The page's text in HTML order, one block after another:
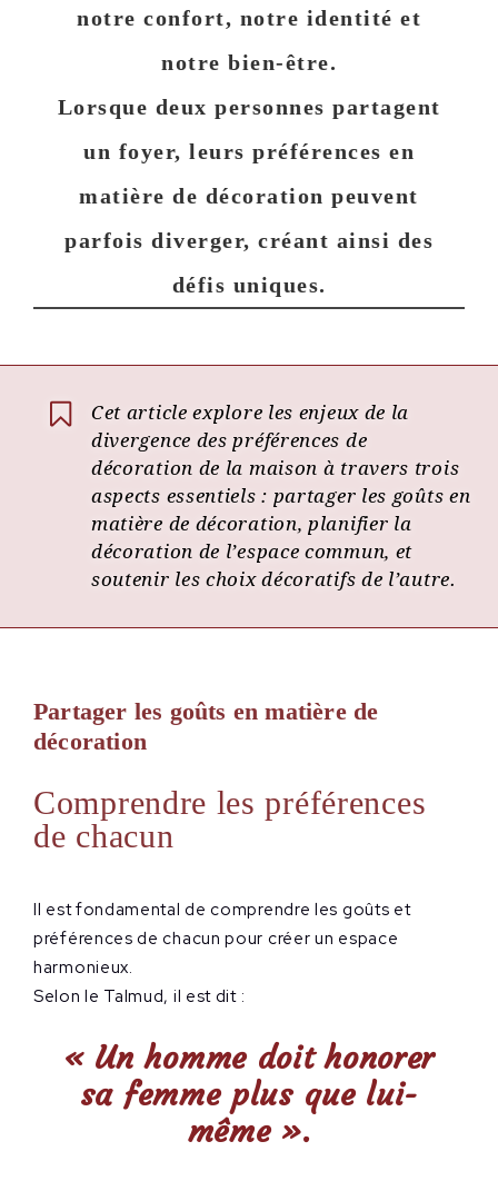
notre confort, notre identité et
notre bien-être.
Lorsque deux personnes partagent
un foyer, leurs préférences en
matière de décoration peuvent
parfois diverger, créant ainsi des
défis uniques.
Cet article explore les enjeux de la
divergence des préférences de
décoration de la maison à travers trois
aspects essentiels : partager les goûts en
matière de décoration, planifier la
décoration de l’espace commun, et
soutenir les choix décoratifs de l’autre.
Partager les goûts en matière de
décoration
Comprendre les préférences
de chacun
Il est fondamental de comprendre les goûts et
préférences de chacun pour créer un espace
harmonieux.
Selon le Talmud, il est dit :
« Un homme doit honorer
sa femme plus que lui-
même ».